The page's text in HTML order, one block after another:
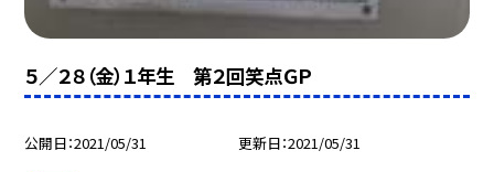
５／２８（金）１年生 第２回笑点ＧＰ
公開日 2021/05/31 更新日 2021/05/31